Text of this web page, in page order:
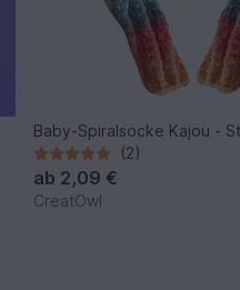
Baby-Spiralsocke Kajou -
(2)
ab 2,09 €
CreatOwl